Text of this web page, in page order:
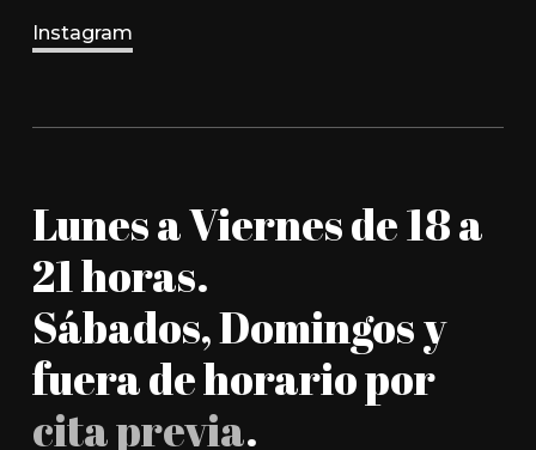
Instagram
Lunes a Viernes de 18 a
21 horas.
Sábados, Domingos y
fuera de horario por
cita previa.